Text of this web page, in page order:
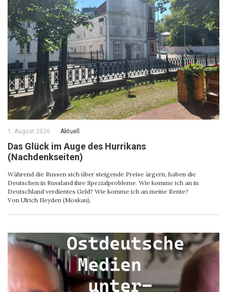
1. August 2026 Aktuell
Das Glück im Auge des Hurrikans
(Nachdenkseiten)
Während die Russen sich über steigende Preise ärgern, haben die
Deutschen in Russland ihre Spezialprobleme. Wie komme ich an in
Deutschland verdientes Geld? Wie komme ich an meine Rente?
Von Ulrich Heyden (Moskau).